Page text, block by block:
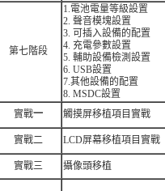
第七階段
1.電池電量等級設置
2. 聲音模塊設置
3. 可插入設備的配置
4. 充電參數設置
5. 輔助設備檢測設置
6. USB設置
7.其他設備的配置
8. MSDC設置
實戰一 觸摸屏移植項目實戰
實戰二 LCD屏幕移植項目實戰
實戰三 攝像頭移植